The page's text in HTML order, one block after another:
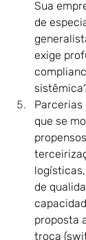
Sua
de
exige
Parcerias
que se
de
proposta
troca